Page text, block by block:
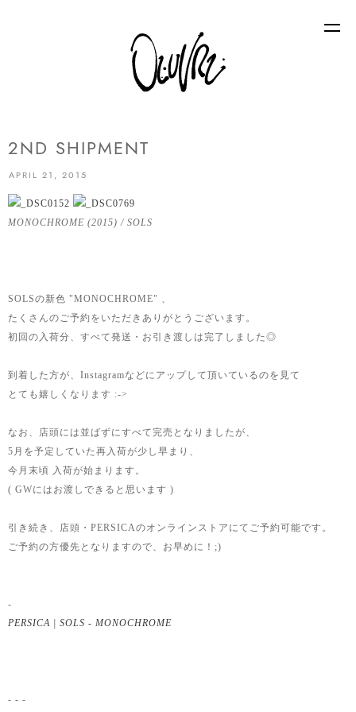
2ND SHIPMENT
APRIL 21, 2015
MONOCHROME (2015) / SOLS
SOLSの新色 "MONOCHROME" 、
たくさんのご予約をいただきありがとうございます。
初回の入荷分、すべて発送・お引き渡しは完了しました◎
到着した方が、Instagramなどにアップして頂いているのを見て
とても嬉しくなります :->
なお、店頭には並ばずにすべて完売となりましたが、
5月を予定していた再入荷が少し早まり、
今月末頃 入荷が始まります。
( GWにはお渡しできると思います )
引き続き、店頭・PERSICAのオンラインストアにてご予約可能です。
ご予約の方優先となりますので、お早めに！;)
-
PERSICA | SOLS - MONOCHROME
- - -